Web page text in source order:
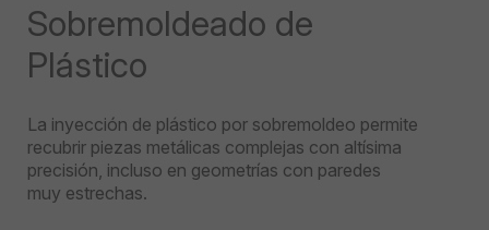
Sobremoldeado de
Plástico
La inyección de plástico por sobremoldeo permite
recubrir piezas metálicas complejas con altísima
precisión, incluso en geometrías con paredes
muy estrechas.